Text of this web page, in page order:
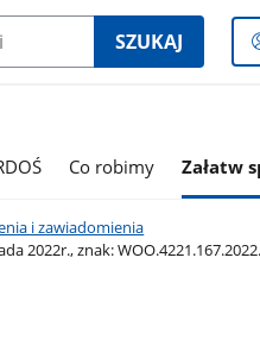
SZUKAJ
Co robimy Załatw
i zawiadomienia
2022r., znak: